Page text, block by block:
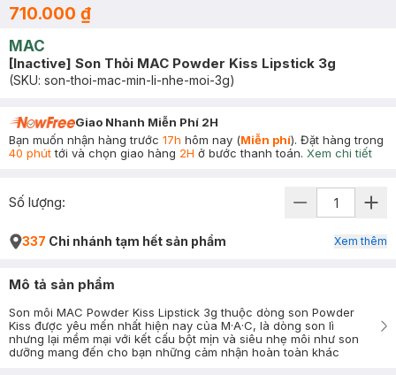
710.000 ₫
MAC
[Inactive] Son Thỏi MAC Powder Kiss Lipstick 3g
(SKU: son-thoi-mac-min-li-nhe-moi-3g)
Giao Nhanh Miễn Phí 2H
Bạn muốn nhận hàng trước 17h hôm nay (Miễn phí). Đặt hàng trong
40 phúttới và chọn giao hàng 2H ở bước thanh toán. Xem chi tiết
Số lượng:
337 Chi nhánh tạm hết sản phẩm Xem thêm
Mô tả sản phẩm
Son môi MAC Powder Kiss Lipstick 3g thuộc dòng son Powder
Kiss được yêu mến nhất hiện nay của M·A·C, là dòng son lì
nhưng lại mềm mại với kết cấu bột mịn và siêu nhẹ môi như son
dưỡng mang đến cho bạn những cảm nhận hoàn toàn khác